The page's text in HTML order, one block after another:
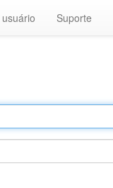
Suporte